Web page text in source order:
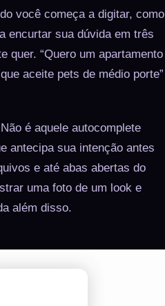
você começa a digitar, como
encurtar sua dúvida em três
quer. “Quero um apartamento
aceite pets de médio porte”
é aquele autocomplete
antecipa sua intenção antes
e até abas abertas do
uma foto de um look e
além disso.